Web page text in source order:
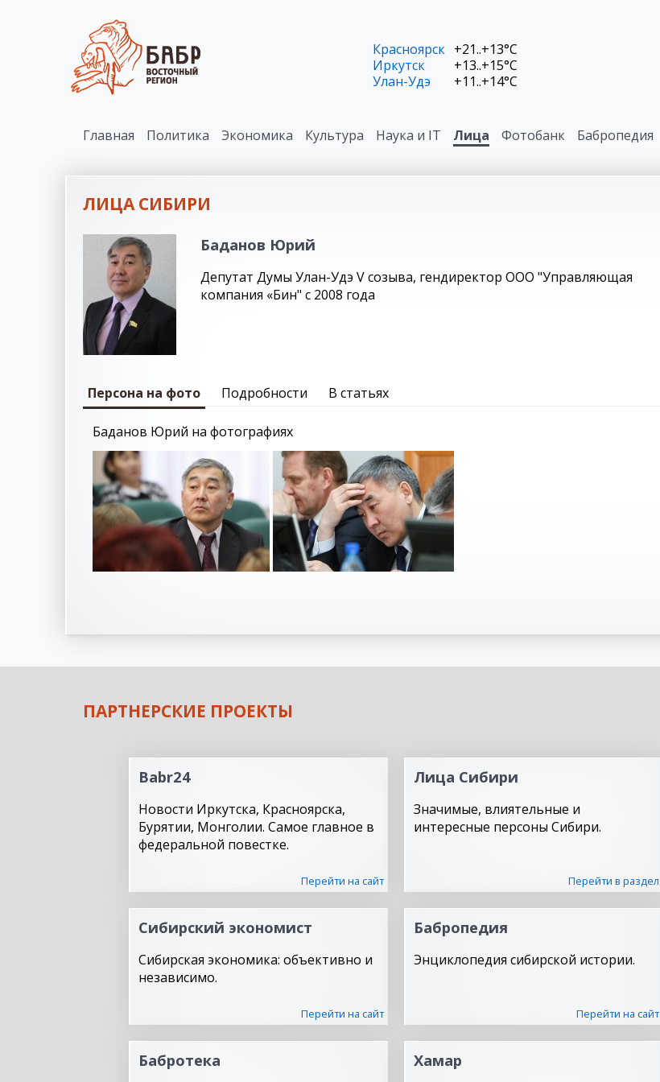
Красноярск +21..+13°C
Иркутск
+13..+15°C
Улан-Удэ
+11..+14°C
Главная Политика Экономика Культура Наука и IT Лица Фотобанк Бабропедия
ЛИЦА СИБИРИ
Баданов Юрий
Депутат Думы Улан-Удэ V созыва, гендиректор ООО "Управляющая
компания «Бин" с 2008 года
Персона на фото Подробности В статьях
Баданов Юрий на фотографиях
ПАРТНЕРСКИЕ ПРОЕКТЫ
Babr24
Новости Иркутска, Красноярска,
Бурятии, Монголии. Самое главное в
федеральной повестке.
Перейти на сайт
Лица Сибири
Значимые, влиятельные и
интересные персоны Сибири.
Перейти в раздел
Сибирский экономист
Сибирская экономика: объективно и
независимо.
Перейти на сайт
Бабропедия
Энциклопедия сибирской истории.
Перейти на сайт
Бабротека Хамар